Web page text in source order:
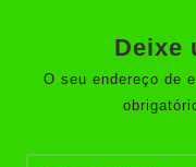
Deixe
O seu endereço de